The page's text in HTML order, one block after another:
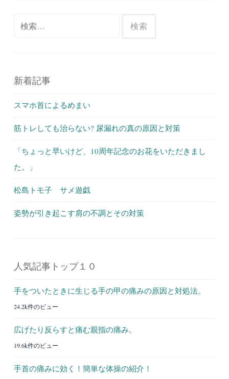
新着記事
スマホ首によるめまい
筋トレしても治らない? 尿漏れの真の原因と対策
「ちょっと早いけど、10周年記念のお花をいただきまし
た。」
松島トモ子 サメ遊戯
姿勢が引き起こす肩の不調とその対策
人気記事トップ１０
手をついたときに生じる手の甲の痛みの原因と対処法。
24.2k件のビュー
広げたり反らすと痛む親指の痛み。
19.6k件のビュー
手首の痛みに効く！簡単な体操の紹介！